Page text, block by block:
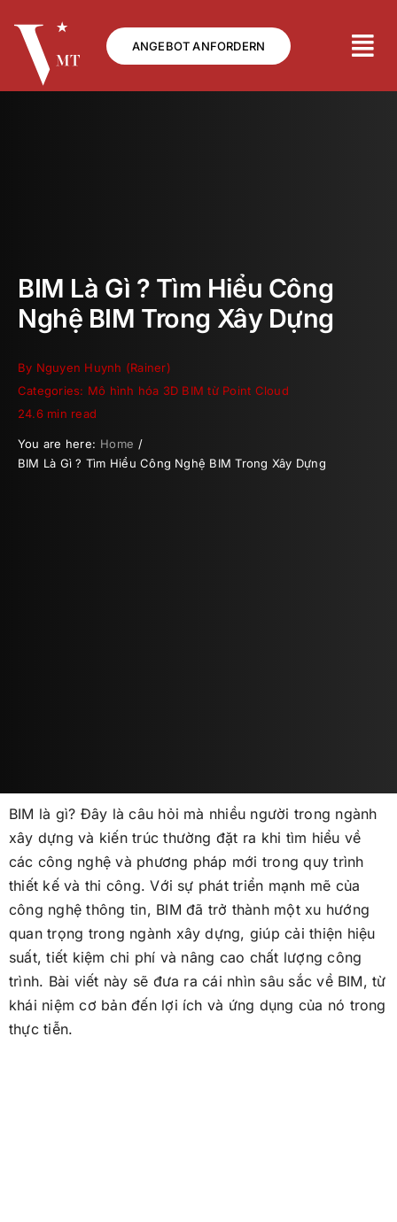
content
ANGEBOT ANFORDERN
BIM Là Gì ? Tìm Hiểu Công
Nghệ BIM Trong Xây Dựng
By Nguyen Huynh (Rainer)
Categories: Mô hình hóa 3D BIM từ Point Cloud
24.6 min read
You are here: Home
BIM Là Gì ? Tìm Hiểu Công Nghệ BIM Trong Xây Dựng
BIM là gì? Đây là câu hỏi mà nhiều người trong ngành
xây dựng và kiến trúc thường đặt ra khi tìm hiểu về
các công nghệ và phương pháp mới trong quy trình
thiết kế và thi công. Với sự phát triển mạnh mẽ của
công nghệ thông tin, BIM đã trở thành một xu hướng
quan trọng trong ngành xây dựng, giúp cải thiện hiệu
suất, tiết kiệm chi phí và nâng cao chất lượng công
trình. Bài viết này sẽ đưa ra cái nhìn sâu sắc về BIM, từ
khái niệm cơ bản đến lợi ích và ứng dụng của nó trong
thực tiễn.